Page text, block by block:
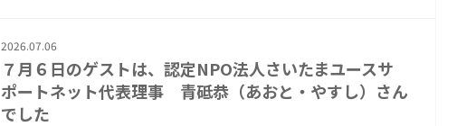
2026.07.06
７月６日のゲストは、認定NPO法人さいたまユースサ
ポートネット代表理事 青砥恭（あおと・やすし）さん
でした